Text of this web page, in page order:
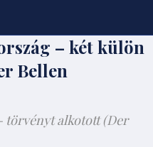
– két külön
Bellen
törvényt alkotott (Der